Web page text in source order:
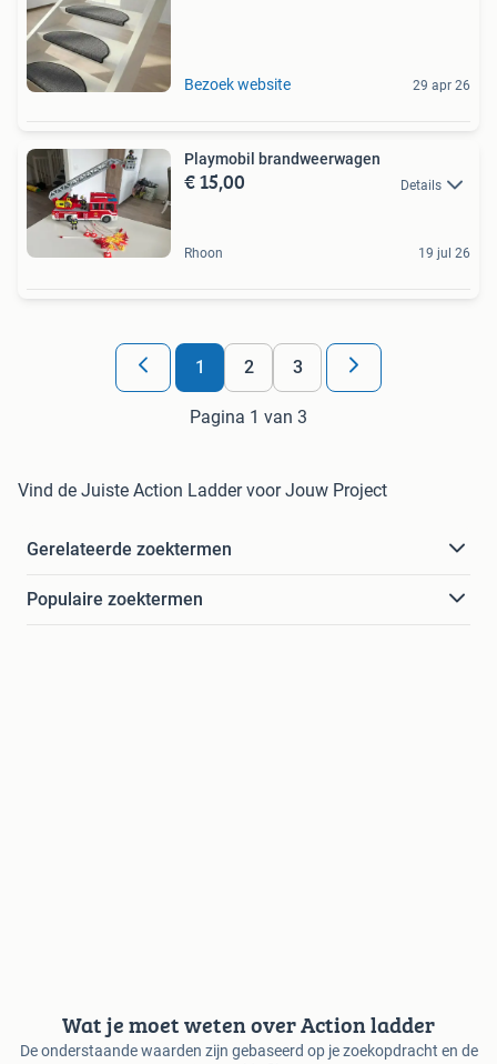
Bezoek website 29 apr 26
Playmobil brandweerwagen
€ 15,00 Details
Rhoon 19 jul 26
1 2 3
Pagina 1 van 3
Vind de Juiste Action Ladder voor Jouw Project
Gerelateerde zoektermen
Populaire zoektermen
Wat je moet weten over Action ladder
De onderstaande waarden zijn gebaseerd op je zoekopdracht en de